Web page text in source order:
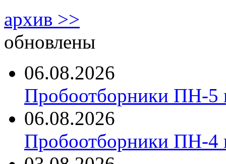
архив >>
обновлены
06.08.2026
Пробоотборники ПН-
06.08.2026
Пробоотборники ПН-